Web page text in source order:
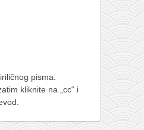
pisma.
kliknite na „cc“ i